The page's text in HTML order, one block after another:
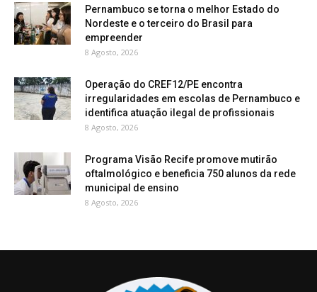
Pernambuco se torna o melhor Estado do
Nordeste e o terceiro do Brasil para
empreender
8 Agosto, 2026
Operação do CREF12/PE encontra
irregularidades em escolas de Pernambuco e
identifica atuação ilegal de profissionais
8 Agosto, 2026
Programa Visão Recife promove mutirão
oftalmológico e beneficia 750 alunos da rede
municipal de ensino
8 Agosto, 2026